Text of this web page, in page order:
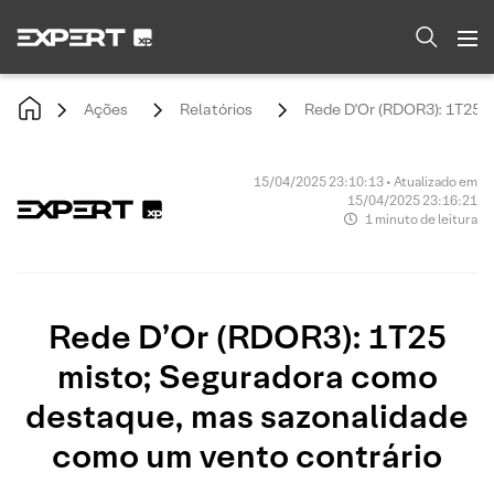
Ações Relatórios Rede D'Or (RDOR3):
15/04/2025 23:10:13 • Atualizado em
15/04/2025 23:16:21
1 minuto de leitura
Rede D’Or (RDOR3): 1T25
misto; Seguradora como
destaque, mas sazonalidade
como um vento contrário